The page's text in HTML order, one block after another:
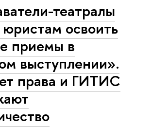
театралы
освоить
приемы в
выступлении».
права и ГИТИС